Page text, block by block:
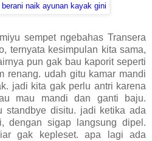
naik ayunan kayak gini
sempet ngebahas Transera
ternyata kesimpulan kita sama,
pun gak bau kaporit seperti
renang. udah gitu kamar mandi
jadi kita gak perlu antri karena
mau mandi dan ganti baju.
standbye disitu. jadi ketika ada
dengan sigap langsung dipel.
gak kepleset. apa lagi ada